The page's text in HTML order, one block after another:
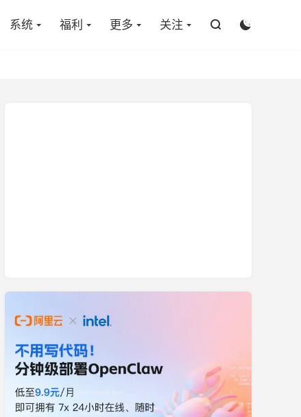
系统 福利 更多 关注  